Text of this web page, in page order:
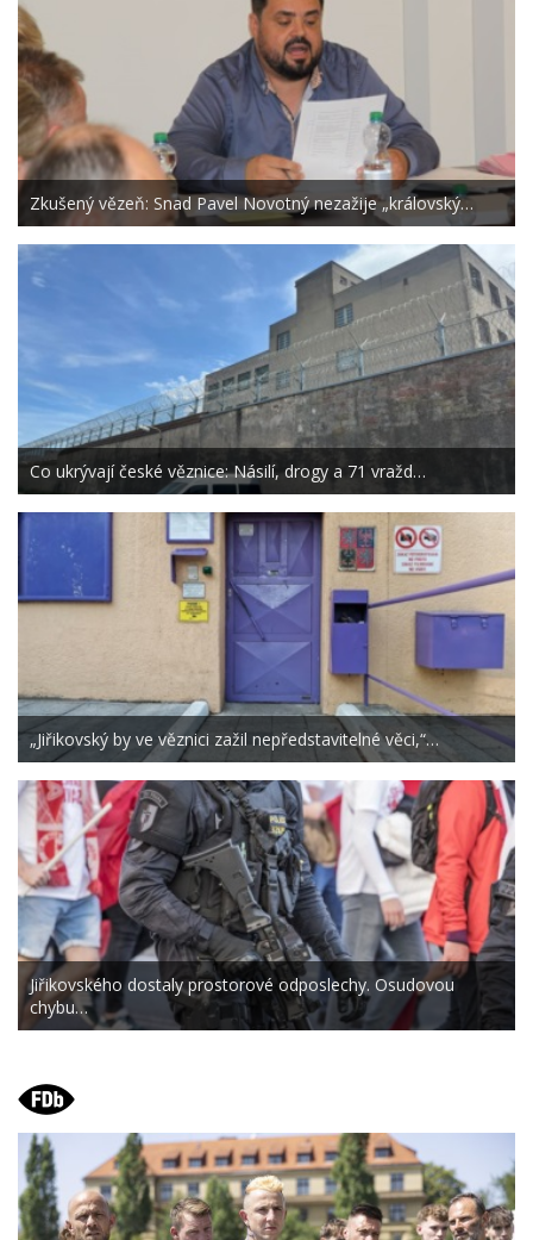
Zkušený vězeň: Snad Pavel Novotný nezažije „královský…
Co ukrývají české věznice: Násilí, drogy a 71 vražd…
„Jiřikovský by ve věznici zažil nepředstavitelné věci,“…
Jiřikovského dostaly prostorové odposlechy. Osudovou
chybu…